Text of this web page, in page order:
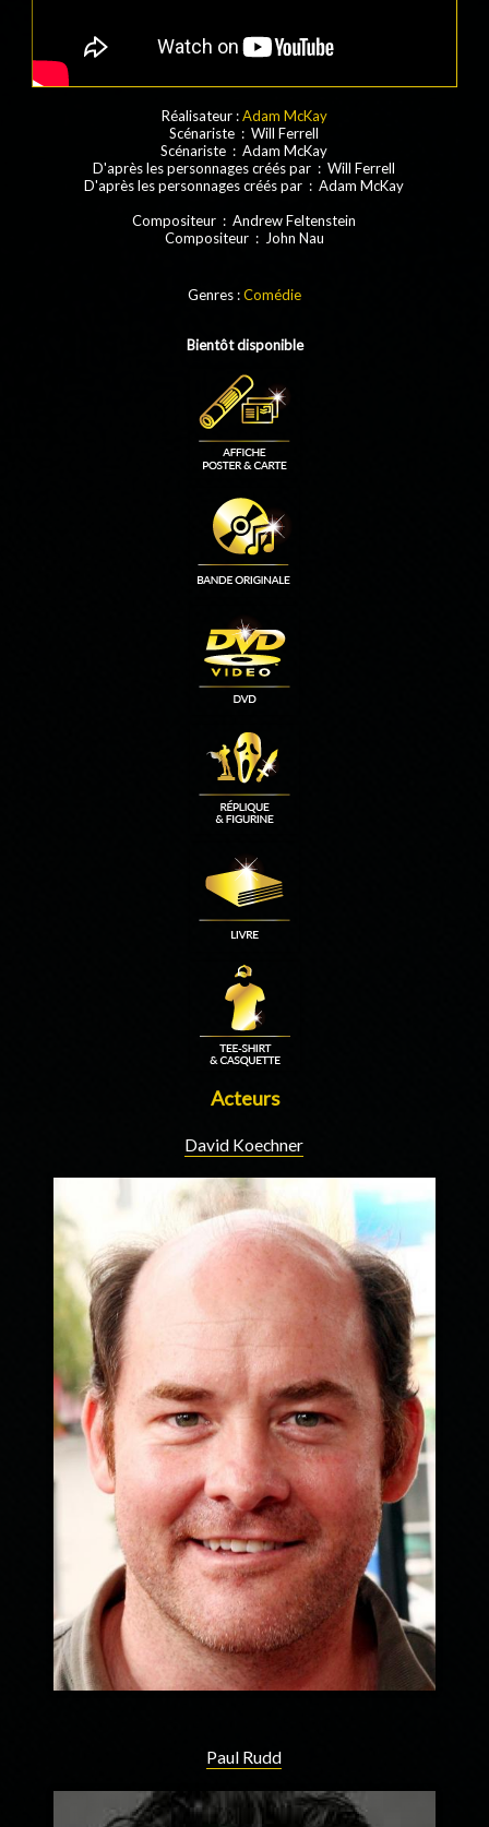
Réalisateur :Adam McKay
Scénariste : Will Ferrell
Scénariste : Adam McKay
D'après les personnages créés par : Will Ferrell
D'après les personnages créés par : Adam McKay
Compositeur : Andrew Feltenstein
Compositeur : John Nau
Genres :Comédie
Bientôt disponible
Acteurs
David Koechner
Paul Rudd